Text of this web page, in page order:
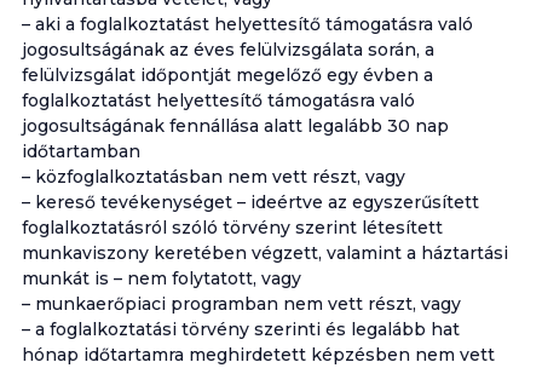
– aki a foglalkoztatást helyettesítő támogatásra való
jogosultságának az éves felülvizsgálata során, a
felülvizsgálat időpontját megelőző egy évben a
foglalkoztatást helyettesítő támogatásra való
jogosultságának fennállása alatt legalább 30 nap
időtartamban
– közfoglalkoztatásban nem vett részt, vagy
– kereső tevékenységet – ideértve az egyszerűsített
foglalkoztatásról szóló törvény szerint létesített
munkaviszony keretében végzett, valamint a háztartási
munkát is – nem folytatott, vagy
– munkaerőpiaci programban nem vett részt, vagy
– a foglalkoztatási törvény szerinti és legalább hat
hónap időtartamra meghirdetett képzésben nem vett